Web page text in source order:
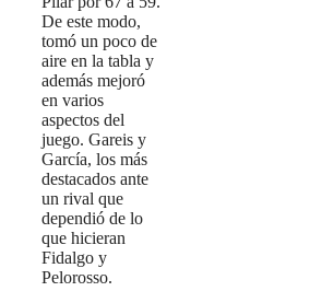
De este modo,
tomó un poco de
aire en la tabla y
además mejoró
en varios
aspectos del
juego. Gareis y
García, los más
destacados ante
un rival que
dependió de lo
que hicieran
Fidalgo y
Pelorosso.